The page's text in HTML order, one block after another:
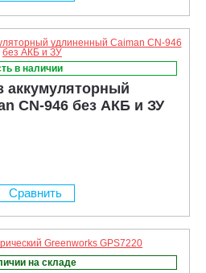
в наличии
аккумуляторный
CN-946 без АКБ и ЗУ
Сравнить
на складе